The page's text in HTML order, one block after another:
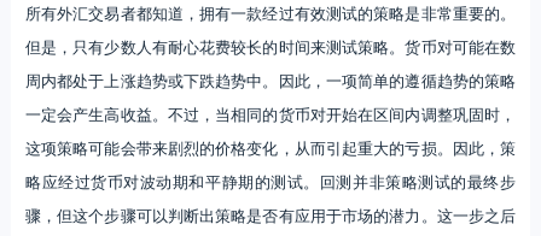
所有外汇交易者都知道，拥有一款经过有效测试的策略是非常重要的。
但是，只有少数人有耐心花费较长的时间来测试策略。货币对可能在数
周内都处于上涨趋势或下跌趋势中。因此，一项简单的遵循趋势的策略
一定会产生高收益。不过，当相同的货币对开始在区间内调整巩固时，
这项策略可能会带来剧烈的价格变化，从而引起重大的亏损。因此，策
略应经过货币对波动期和平静期的测试。回测并非策略测试的最终步
骤，但这个步骤可以判断出策略是否有应用于市场的潜力。这一步之后